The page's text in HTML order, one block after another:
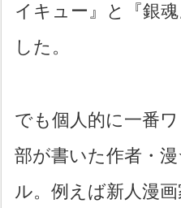
イキュー』と『銀
した。
でも個人的に一番
部が書いた作者・
ル。例えば新人漫